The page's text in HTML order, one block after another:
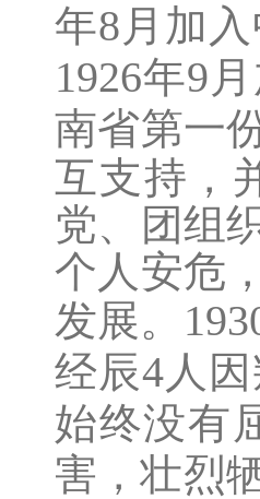
年8 月加
1926年9
南省第一
互支持，
党、团组
个人安危
发展。
经辰4人
始终没有
害，壮烈